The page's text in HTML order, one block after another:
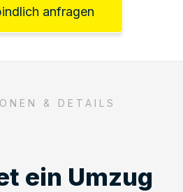
anfragen
& DETAILS
ein Umzug